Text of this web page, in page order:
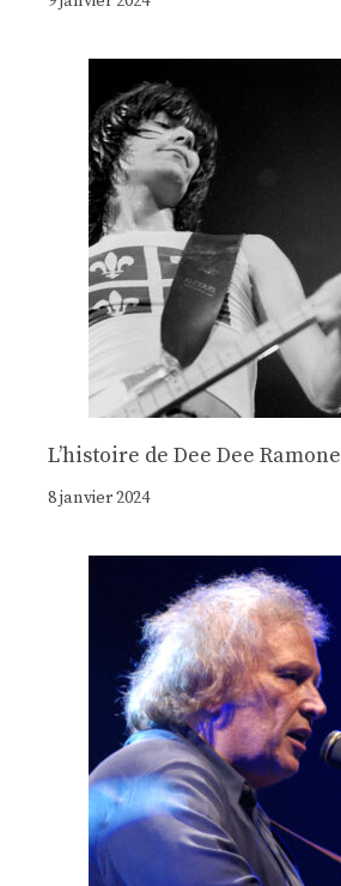
Lʼhistoire de Dee Dee Ramone
8 janvier 2024